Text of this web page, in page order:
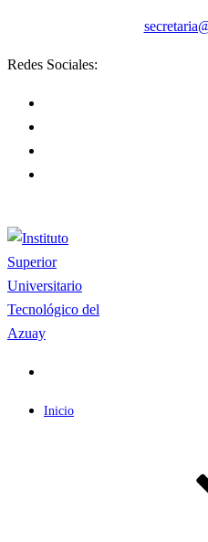
Redes Sociales:
Inicio